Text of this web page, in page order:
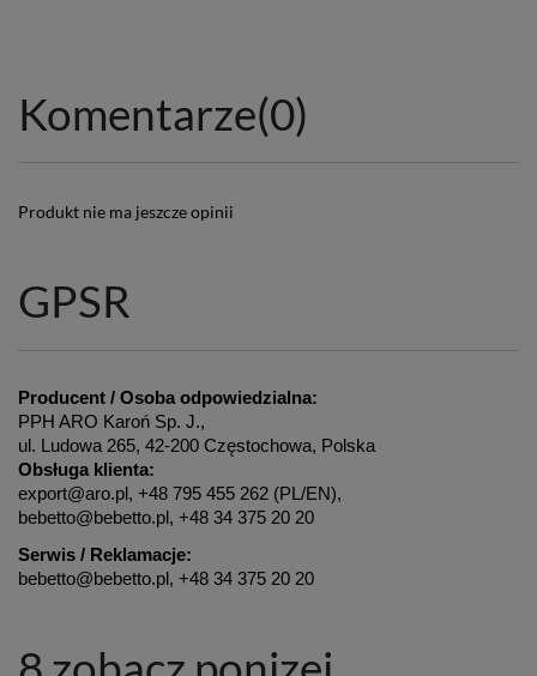
Komentarze(0)
Produkt nie ma jeszcze opinii
GPSR
Producent / Osoba odpowiedzialna:
PPH ARO Karoń Sp. J.,
ul. Ludowa 265, 42-200 Częstochowa, Polska
Obsługa klienta:
export@aro.pl, +48 795 455 262 (PL/EN),
bebetto@bebetto.pl, +48 34 375 20 20
Serwis / Reklamacje:
bebetto@bebetto.pl, +48 34 375 20 20